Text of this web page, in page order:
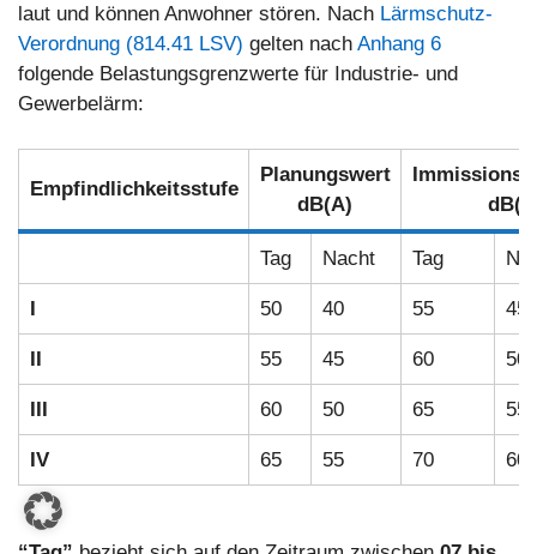
laut und können Anwohner stören. Nach Lärmschutz-
Verordnung (814.41 LSV) gelten nach Anhang 6
folgende Belastungsgrenzwerte für Industrie- und
Gewerbelärm:
Empfindlichkeitsstufe
Planungswert
dB(A)
Tag Nacht Tag
50 40 55 45
55 45 60 50
60 50 65 55
IV 65 55 70 60